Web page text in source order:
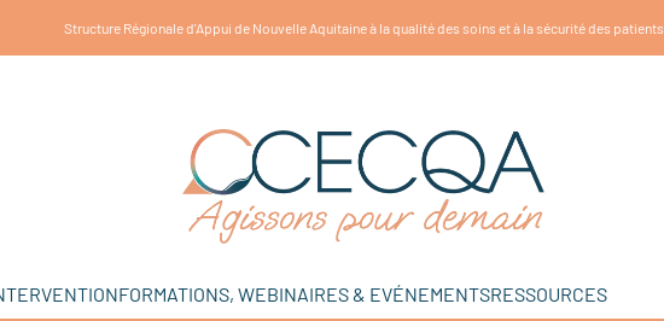
Structure Régionale d'Appui de Nouvelle Aquitaine à la qualité des soins et à la sécurité des patients
FORMATIONS, WEBINAIRES & EVÉNEMENTSRESSOURCES